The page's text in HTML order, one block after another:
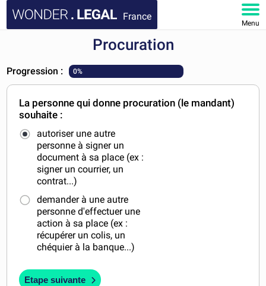
France
Menu
DOCUMENTS
FAQ
MON COMPTE
Procuration
Progression : 0%
La personne qui donne procuration (le mandant)
souhaite :
autoriser une autre
personne à signer un
document à sa place (ex :
signer un courrier, un
contrat...)
demander à une autre
personne d'effectuer une
action à sa place (ex :
récupérer un colis, un
chéquier à la banque...)
Etape suivante